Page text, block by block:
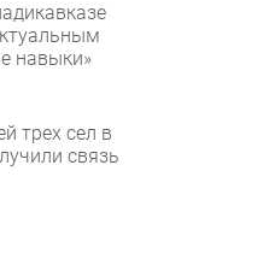
навыки»
трех сел в
связь